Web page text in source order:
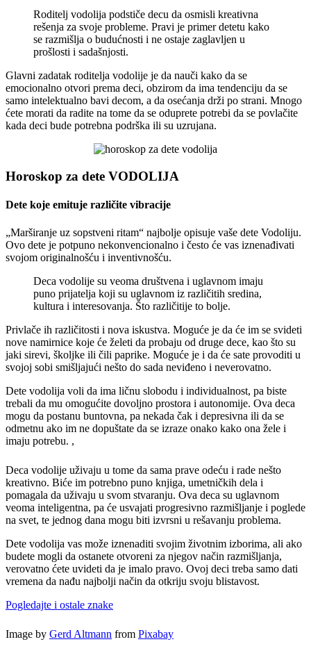
Roditelj vodolija podstiče decu da osmisli kreativna
rešenja za svoje probleme. Pravi je primer detetu kako
se razmišlja o budućnosti i ne ostaje zaglavljen u
prošlosti i sadašnjosti.
Glavni zadatak roditelja vodolije je da nauči kako da se
emocionalno otvori prema deci, obzirom da ima tendenciju da se
samo intelektualno bavi decom, a da osećanja drži po strani. Mnogo
ćete morati da radite na tome da se oduprete potrebi da se povlačite
kada deci bude potrebna podrška ili su uzrujana.
Horoskop za dete VODOLIJA
Dete koje emituje različite vibracije
„Marširanje uz sopstveni ritam“ najbolje opisuje vaše dete Vodoliju.
Ovo dete je potpuno nekonvencionalno i često će vas iznenađivati
svojom originalnošću i inventivnošću.
Deca vodolije su veoma društvena i uglavnom imaju
puno prijatelja koji su uglavnom iz različitih sredina,
kultura i interesovanja. Što različitije to bolje.
Privlače ih različitosti i nova iskustva. Moguće je da će im se svideti
nove namirnice koje će želeti da probaju od druge dece, kao što su
jaki sirevi, školjke ili čili paprike. Moguće je i da će sate provoditi u
svojoj sobi smišljajući nešto do sada neviđeno i neverovatno.
Dete vodolija voli da ima ličnu slobodu i individualnost, pa biste
trebali da mu omogućite dovoljno prostora i autonomije. Ova deca
mogu da postanu buntovna, pa nekada čak i depresivna ili da se
odmetnu ako im ne dopuštate da se izraze onako kako ona žele i
imaju potrebu. ,
Deca vodolije uživaju u tome da sama prave odeću i rade nešto
kreativno. Biće im potrebno puno knjiga, umetničkih dela i
pomagala da uživaju u svom stvaranju. Ova deca su uglavnom
veoma inteligentna, pa će usvajati progresivno razmišljanje i poglede
na svet, te jednog dana mogu biti izvrsni u rešavanju problema.
Dete vodolija vas može iznenaditi svojim životnim izborima, ali ako
budete mogli da ostanete otvoreni za njegov način razmišljanja,
verovatno ćete uvideti da je imalo pravo. Ovoj deci treba samo dati
vremena da nađu najbolji način da otkriju svoju blistavost.
Pogledajte i ostale znake
Image by Gerd Altmann from Pixabay